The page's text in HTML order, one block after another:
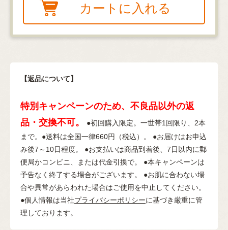
カートに入れる
【返品について】
特別キャンペーンのため、不良品以外の返
品・交換不可。
まで。●送料は全国一律660円（税込）。 ●お届けはお申込
み後7～10日程度。 ●お支払いは商品到着後、7日以内に郵
便局かコンビニ、または代金引換で。 ●本キャンペーンは
予告なく終了する場合がございます。 ●お肌に合わない場
合や異常があらわれた場合はご使用を中止してください。
●個人情報は当社プライバシーポリシーに基づき厳重に管
理しております。